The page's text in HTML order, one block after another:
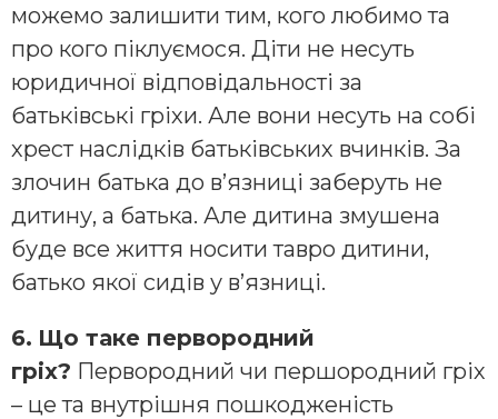
можемо залишити тим, кого любимо та
про кого піклуємося. Діти не несуть
юридичної відповідальності за
батьківські гріхи. Але вони несуть на собі
хрест наслідків батьківських вчинків. За
злочин батька до в’язниці заберуть не
дитину, а батька. Але дитина змушена
буде все життя носити тавро дитини,
батько якої сидів у в’язниці.
6. Що таке первородний
гріх? Первородний чи першородний гріх
– це та внутрішня пошкодженість